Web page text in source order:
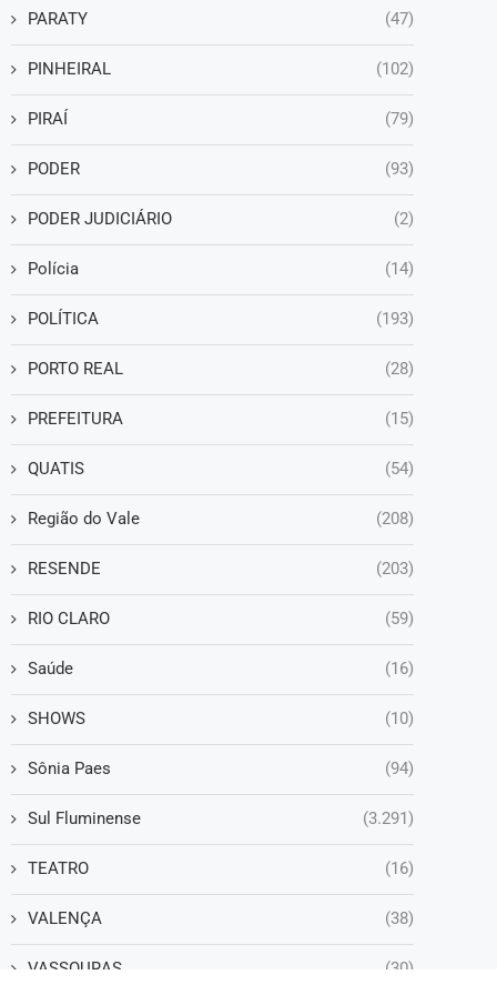
PARATY (47)
PINHEIRAL (102)
PIRAÍ (79)
PODER (93)
PODER JUDICIÁRIO (2)
Polícia (14)
POLÍTICA (193)
PORTO REAL (28)
PREFEITURA (15)
QUATIS (54)
Região do Vale (208)
RESENDE (203)
RIO CLARO (59)
Saúde (16)
SHOWS (10)
Sônia Paes (94)
Sul Fluminense (3.291)
TEATRO (16)
VALENÇA (38)
VASSOURAS (30)